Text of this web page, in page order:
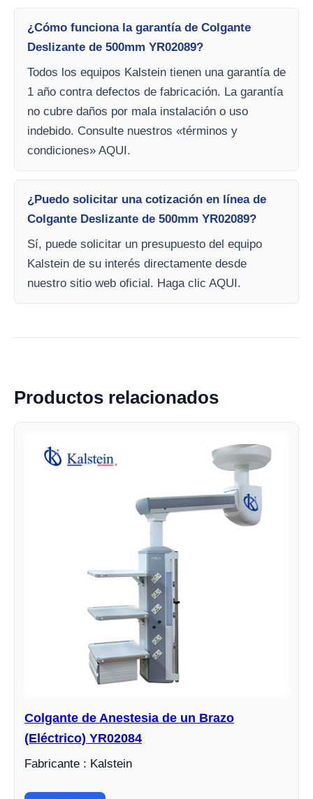
¿Cómo funciona la garantía de Colgante
Deslizante de 500mm YR02089?
Todos los equipos Kalstein tienen una garantía de
1 año contra defectos de fabricación. La garantía
no cubre daños por mala instalación o uso
indebido. Consulte nuestros «términos y
condiciones» AQUI.
¿Puedo solicitar una cotización en línea de
Colgante Deslizante de 500mm YR02089?
Sí, puede solicitar un presupuesto del equipo
Kalstein de su interés directamente desde
nuestro sitio web oficial. Haga clic AQUI.
Productos relacionados
Colgante de Anestesia de un Brazo
(Eléctrico) YR02084
Fabricante : Kalstein